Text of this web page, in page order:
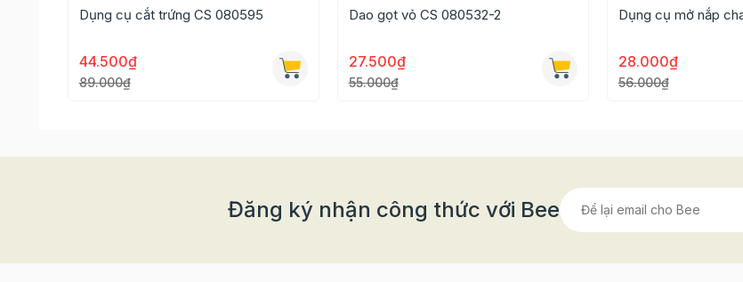
Dụng cụ cắt trứng CS 080595
44.500₫
89.000₫
Dao gọt vỏ CS 080532-2
27.500₫
55.000₫
Dụng cụ mở nắp
28.000₫
56.000₫
Đăng ký nhận công thức với Bee